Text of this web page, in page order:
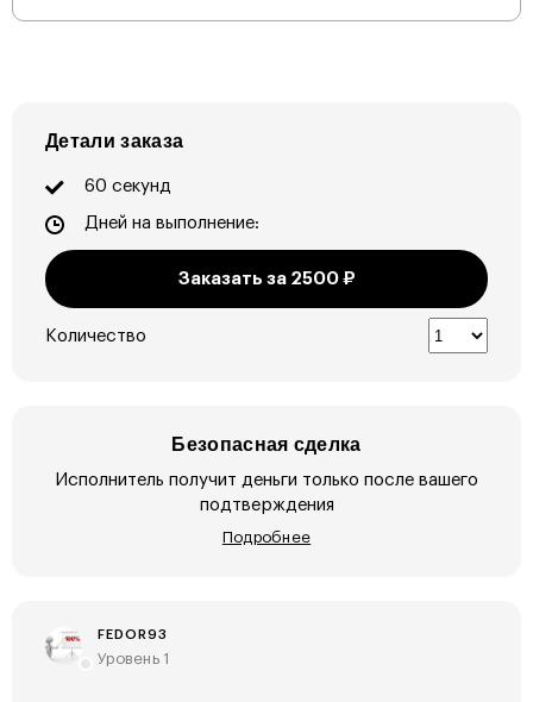
Детали заказа
60 секунд
Дней на выполнение:
Заказать за 2500₽
Количество
Безопасная сделка
Исполнитель получит деньги только после вашего
подтверждения
Подробнее
FEDOR93
Уровень 1